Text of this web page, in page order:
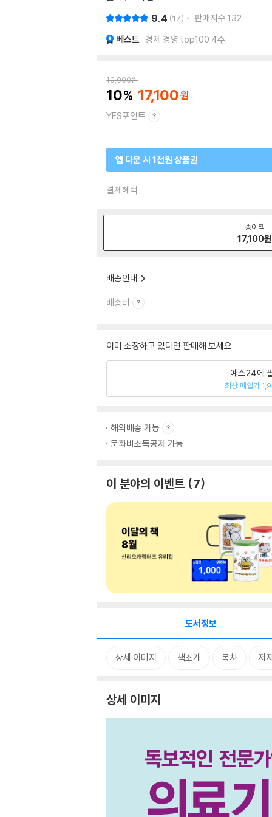
9.4 17 판매지수 132
베스트 경제 경영 top100 4주
19,000원
10 17,100
YES포인트
앱 다운 시 1천원 상품권
결제혜택
종이책
17,100원
배송안내
배송비
이미 소장하고 있다면 판매해 보세요.
예스24에
최상 매입가
해외배송 가능
문화비소득공제 가능
이 분야의 이벤트 7
도서정보
상세 이미지 책소개 목차 저
상세 이미지